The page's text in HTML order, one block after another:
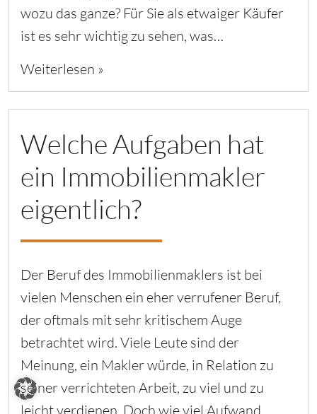
wozu das ganze? Für Sie als etwaiger Käufer
ist es sehr wichtig zu sehen, was…
Weiterlesen »
Welche Aufgaben hat
ein Immobilienmakler
eigentlich?
Der Beruf des Immobilienmaklers ist bei
vielen Menschen ein eher verrufener Beruf,
der oftmals mit sehr kritischem Auge
betrachtet wird. Viele Leute sind der
Meinung, ein Makler würde, in Relation zu
seiner verrichteten Arbeit, zu viel und zu
leicht verdienen. Doch wie viel Aufwand